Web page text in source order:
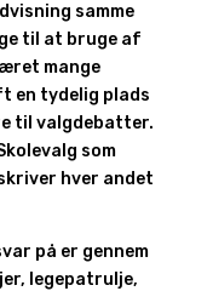
samme
til at bruge af
mange
en tydelig plads
til valgdebatter.
som
hver andet
på er gennem
legepatrulje,